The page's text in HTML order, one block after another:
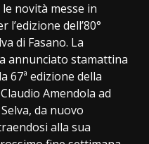
le novità messe in
l’edizione dell’80°
di Fasano. La
annunciato stamattina
67ª edizione della
Amendola ad
da nuovo
alla sua